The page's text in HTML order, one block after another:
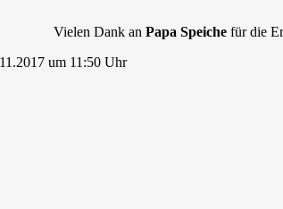
Vielen Dank an Papa Speichefür die
um 11:50 Uhr